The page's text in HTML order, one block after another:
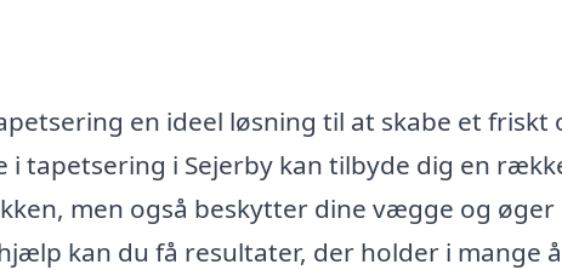
en ideel løsning til at skabe et friskt
i tapetsering i Sejerby kan tilbyde dig en
men også beskytter dine vægge og øger
kan du få resultater, der holder i mange